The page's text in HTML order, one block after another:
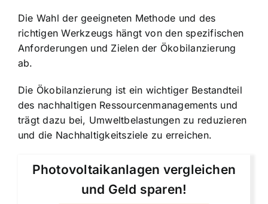
Die Wahl der geeigneten Methode und des
richtigen Werkzeugs hängt von den spezifischen
Anforderungen und Zielen der Ökobilanzierung
ab.
Die Ökobilanzierung ist ein wichtiger Bestandteil
des nachhaltigen Ressourcenmanagements und
trägt dazu bei, Umweltbelastungen zu reduzieren
und die Nachhaltigkeitsziele zu erreichen.
Photovoltaikanlagen vergleichen
und Geld sparen!